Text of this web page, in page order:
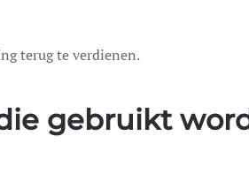
terug te verdienen.
gebruikt